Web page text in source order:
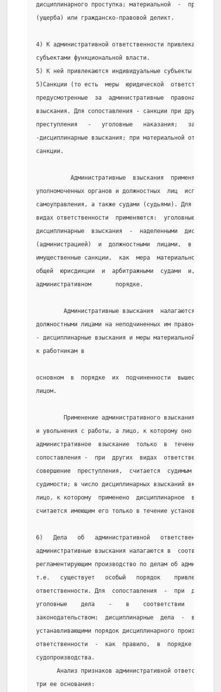
дисциплинарного проступка; материальной  -
(ущерба) или гражданско-правовой деликт.
4) К административной ответственности привлекают
субъектами функциональной власти.
5) К ней привлекаются индивидуальные субъекты и
5)Санкции (то есть  меры  юридической
предусмотренные  за  административные
взыскания. Для сопоставления - санкции при других
преступления   -   уголовные   наказания;   за
-дисциплинарные взыскания; при материальной
санкции.
Административные  взыскания  применяются
уполномоченных органов и должностных  лиц
самоуправления, а также судами (судьями). Для
видах ответственности  применяются:  уголовные
дисциплинарные  взыскания  -  наделенными
(администрацией)  и  должностными  лицами,  в
имущественные санкции,  как  мера  материальной
общей  юрисдикции  и  арбитражными  судами  и,  в
административном       порядке.
Административные взыскания  налагаются
должностными лицами на неподчиненных им
- дисциплинарные взыскания и меры материальной
к работникам в
основном  в  порядке  их  подчиненности  вышестоящим
лицом.
Применение административного взыскания не
и увольнения с работы, а лицо, к которому оно
административное  взыскание  только  в  течение
сопоставления -  при  других  видах
совершение  преступления,  считается  судимым  до
судимости; в число дисциплинарных взысканий
лицо, к которому  применено  дисциплинарное
считается имеющим его только в течение
6)   Дела   об   административной   ответственности
административные взыскания налагаются в
регламентирующим производство по делам об
т.е.   существует   особый   порядок    привлечения
ответственности. Для  сопоставления  -  при  других
уголовные    дела    -    в    соответствии    с
законодательством;  дисциплинарные  дела  -  в
устанавливающими порядок дисциплинарного
ответственности  -  как  правило,  в  порядке
судопроизводства.
Анализ признаков административной
три ее основания: